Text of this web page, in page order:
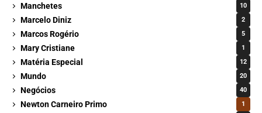
Manchetes 10
Marcelo Diniz 2
Marcos Rogério 5
Mary Cristiane 1
Matéria Especial 12
Mundo 20
Negócios 40
Newton Carneiro Primo 1